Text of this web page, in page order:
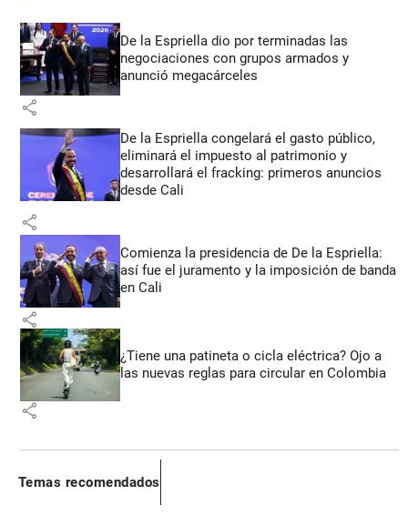
De la Espriella dio por terminadas las
negociaciones con grupos armados y
anunció megacárceles
share
De la Espriella congelará el gasto público,
eliminará el impuesto al patrimonio y
desarrollará el fracking: primeros anuncios
desde Cali
share
Comienza la presidencia de De la Espriella:
así fue el juramento y la imposición de banda
en Cali
share
¿Tiene una patineta o cicla eléctrica? Ojo a
las nuevas reglas para circular en Colombia
share
Temas recomendados